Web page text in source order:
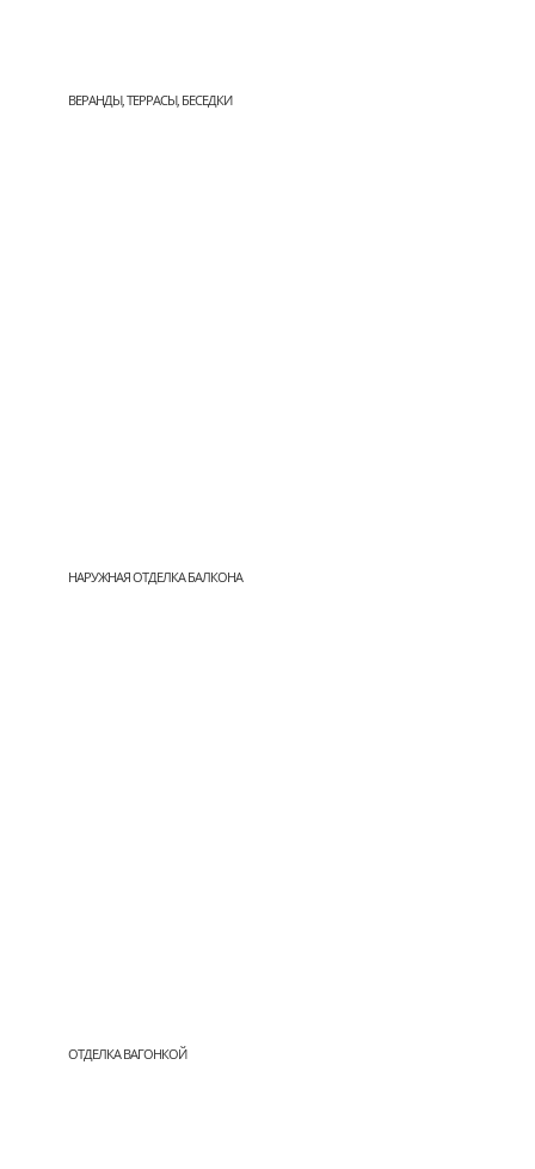
ВЕРАНДЫ, ТЕРРАСЫ, БЕСЕДКИ
НАРУЖНАЯ ОТДЕЛКА БАЛКОНА
ОТДЕЛКА ВАГОНКОЙ